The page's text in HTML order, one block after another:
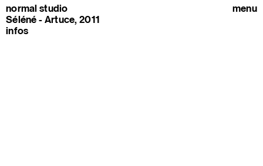
normal studio
Séléné - Artuce, 2011
infos
menu